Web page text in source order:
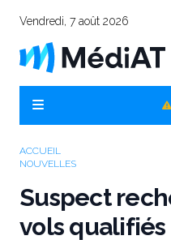
Vendredi, 7 août 2026
ACCUEIL
NOUVELLES
Suspect
vols qualifiés